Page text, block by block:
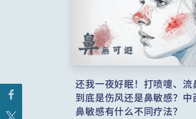
还我一夜好眠！打喷嚏、流
到底是伤风还是鼻敏感？中
鼻敏感有什么不同疗法？